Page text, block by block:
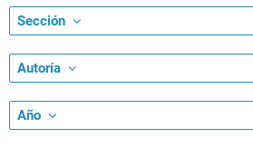
Sección
Autoría
Año